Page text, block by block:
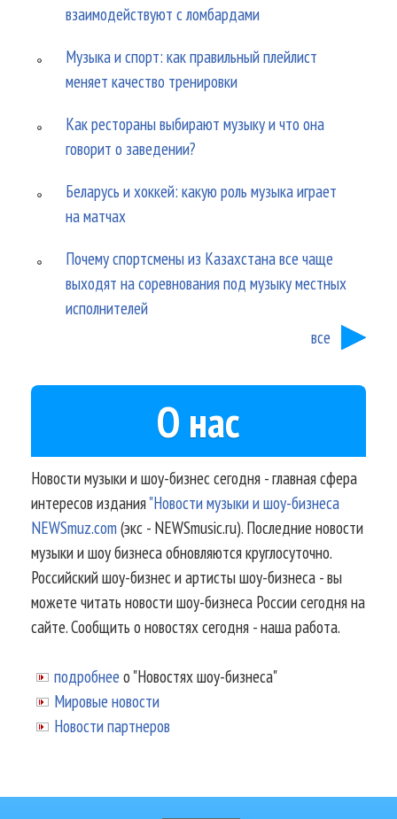
взаимодействуют с ломбардами
Музыка и спорт: как правильный плейлист
меняет качество тренировки
Как рестораны выбирают музыку и что она
говорит о заведении?
Беларусь и хоккей: какую роль музыка играет
на матчах
Почему спортсмены из Казахстана все чаще
выходят на соревнования под музыку местных
исполнителей
все
О нас
Новости музыки и шоу-бизнес сегодня - главная сфера
интересов издания"Новости музыки и шоу-бизнеса
NEWSmuz.com(экс - NEWSmusic.ru). Последние новости
музыки и шоу бизнеса обновляются круглосуточно.
Российский шоу-бизнес и артисты шоу-бизнеса - вы
можете читать новости шоу-бизнеса России сегодня на
сайте. Сообщить о новостях сегодня - наша работа.
подробнее о "Новостях шоу-бизнеса"
Мировые новости
Новости партнеров